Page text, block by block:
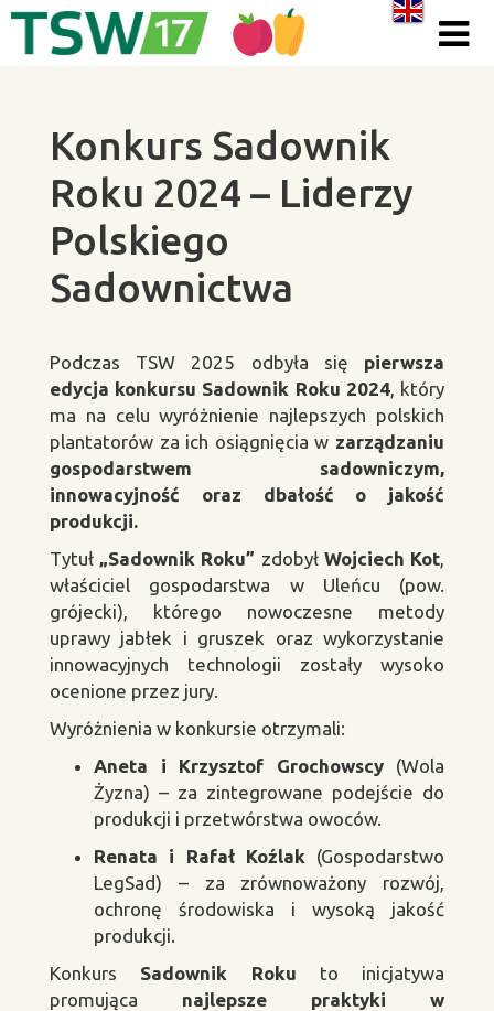
Skip to content
Konkurs Sadownik
Roku 2024 – Liderzy
Polskiego
Sadownictwa
Podczas TSW 2025 odbyła się pierwsza
edycja konkursu Sadownik Roku 2024, który
ma na celu wyróżnienie najlepszych polskich
plantatorów za ich osiągnięcia w zarządzaniu
gospodarstwem sadowniczym,
innowacyjność oraz dbałość o jakość
produkcji.
Tytuł „Sadownik Roku” zdobył Wojciech Kot,
właściciel gospodarstwa w Uleńcu (pow.
grójecki), którego nowoczesne metody
uprawy jabłek i gruszek oraz wykorzystanie
innowacyjnych technologii zostały wysoko
ocenione przez jury.
Wyróżnienia w konkursie otrzymali:
Aneta i Krzysztof Grochowscy (Wola
Żyzna) – za zintegrowane podejście do
produkcji i przetwórstwa owoców.
Renata i Rafał Koźlak (Gospodarstwo
LegSad) – za zrównoważony rozwój,
ochronę środowiska i wysoką jakość
produkcji.
Konkurs Sadownik Roku to inicjatywa
promująca najlepsze praktyki w